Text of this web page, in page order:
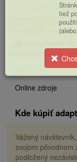
Lesklokôrka
Účinky
Odpovede
Online zdroje
Kde kúpiť
Vážený
svojom pôvodnom
podložený
tiež